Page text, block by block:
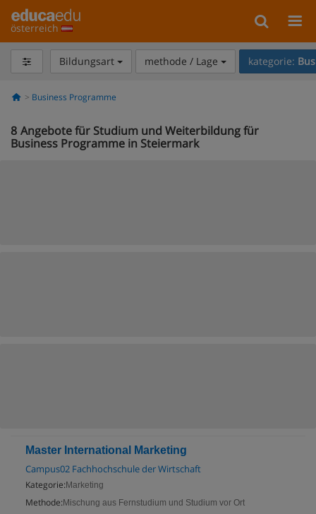
österreich
Bildungsart methode / Lage kategorie:
Business Programme
8 Angebote für Studium und Weiterbildung für
Business Programme in Steiermark
Master International Marketing
Campus02 Fachhochschule der Wirtschaft
Kategorie: Marketing
Methode: Mischung aus Fernstudium und Studium vor Ort